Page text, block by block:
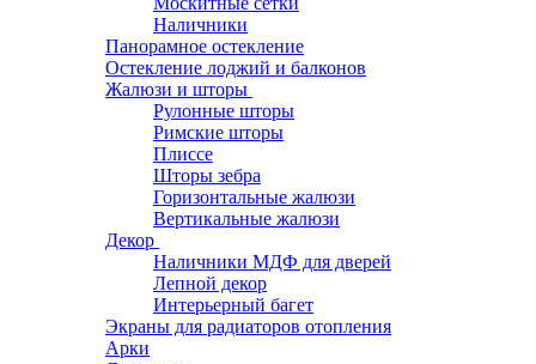
Наличники
Панорамное остекление
Остекление лоджий и балконов
Жалюзи и шторы
Рулонные шторы
Римские шторы
Плиссе
Шторы зебра
Горизонтальные жалюзи
Вертикальные жалюзи
Декор
Наличники МДФ для дверей
Лепной декор
Интерьерный багет
Экраны для радиаторов отопления
Арки